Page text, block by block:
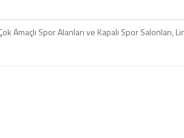
Amaçlı Spor Alanları ve Kapalı Spor Salonları,